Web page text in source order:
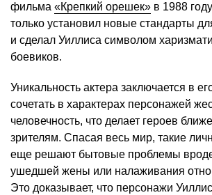
фильма «Крепкий орешек» в 1988
только установил новые стандарты
и сделал Уиллиса символом
боевиков.
Уникальность актера заключается в
сочетать в характерах персонажей
человечность, что делает героев
зрителям. Спасая весь мир, такие
еще решают бытовые проблемы
ушедшей жены или налаживания
Это доказывает, что персонажи